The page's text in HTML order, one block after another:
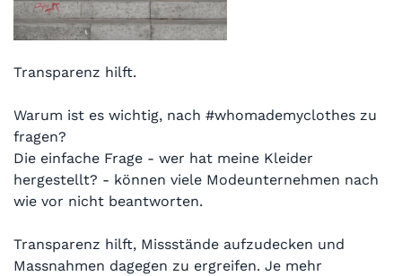
Transparenz hilft.
Warum ist es wichtig, nach #whomademyclothes zu
fragen?
Die einfache Frage - wer hat meine Kleider
hergestellt? - können viele Modeunternehmen nach
wie vor nicht beantworten.
Transparenz hilft, Missstände aufzudecken und
Massnahmen dagegen zu ergreifen. Je mehr